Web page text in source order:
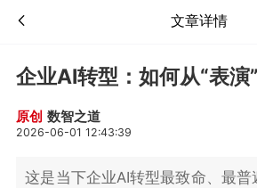
文章详情
企业AI转型：如何从“表演
原创 数智之道
2026-06-01 12:43:39
这是当下企业AI转型最致命、最